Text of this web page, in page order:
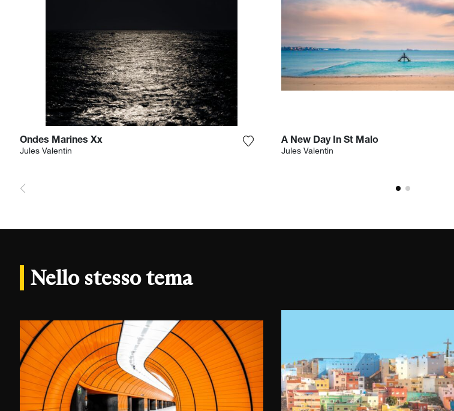
Ondes Marines Xx
Jules Valentin Aggiungi la fotografia alla mia lista dei desideri
A New Day In St Malo
Jules Valentin
Nello stesso tema